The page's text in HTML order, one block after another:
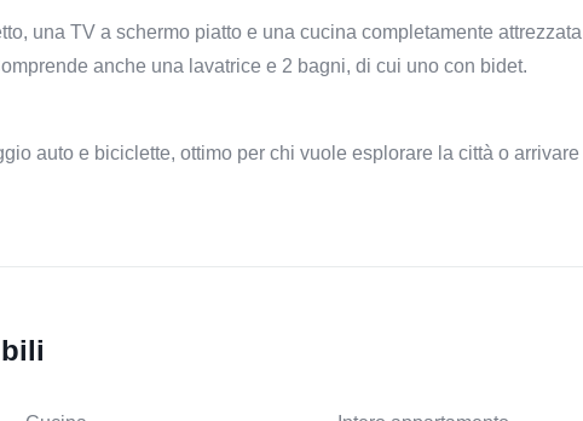
una TV a schermo piatto e una cucina completamente attrezzata
anche una lavatrice e 2 bagni, di cui uno con bidet.
auto e biciclette, ottimo per chi vuole esplorare la città o arrivare